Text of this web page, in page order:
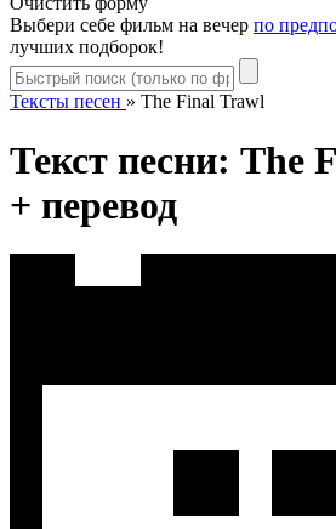
Выбери себе фильм на вечер по
лучших подборок!
Тексты песен » The Final Trawl
Текст песни: The
+ перевод